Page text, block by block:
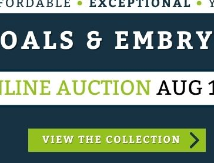
(Petit Peau vh Bloemenhof)
Sam Verheyden reed naar de
Perfoming Stables (v. Detroit) om in
Ponsaerts en Carrera (v. United)
proef werd door de jury met een
Fiderprincess (v. Fidertanz)
eindigden respectievelijk op